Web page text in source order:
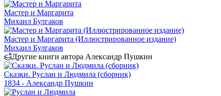
Мастер и Маргарита
Михаил Булгаков
Мастер и Маргарита (Иллюстрированное издание)
Михаил Булгаков
Другие книги автора Александр Пушкин
Сказки. Руслан и Людмила (сборник)
1834 - Александр Пушкин